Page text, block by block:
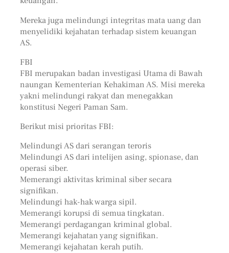
Mereka juga melindungi integritas mata uang dan
menyelidiki kejahatan terhadap sistem keuangan
AS.
FBI
FBI merupakan badan investigasi Utama di Bawah
naungan Kementerian Kehakiman AS. Misi mereka
yakni melindungi rakyat dan menegakkan
konstitusi Negeri Paman Sam.
Berikut misi prioritas FBI:
Melindungi AS dari serangan teroris
Melindungi AS dari intelijen asing, spionase, dan
operasi siber.
Memerangi aktivitas kriminal siber secara
signifikan.
Melindungi hak-hak warga sipil.
Memerangi korupsi di semua tingkatan.
Memerangi perdagangan kriminal global.
Memerangi kejahatan yang signifikan.
Memerangi kejahatan kerah putih.